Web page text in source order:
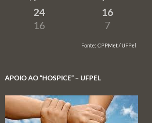
24
16
16
7
Fonte: CPPMet / UFPel
APOIO AO “HOSPICE” – UFPEL